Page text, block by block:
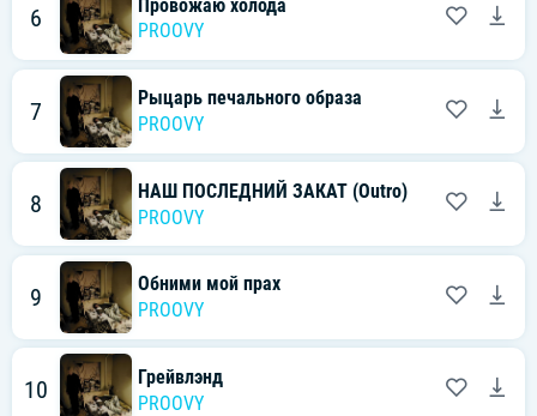
6
Провожаю холода
PROOVY
7
Рыцарь печального образа
PROOVY
8
НАШ ПОСЛЕДНИЙ ЗАКАТ (Outro)
PROOVY
9
Обними мой прах
PROOVY
10
Грейвлэнд
PROOVY